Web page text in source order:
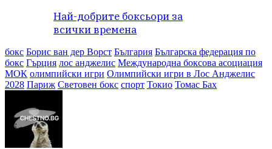
Най-добрите боксьори за
всички времена
бокс Борис ван дер Ворст България Българска федерация по
бокс Гърция лос анджелис Международна боксова асоциация
МОК олимпийски игри Олимпийски игри в Лос Анджелис
2028 Париж Световен бокс спорт Токио Томас Бах